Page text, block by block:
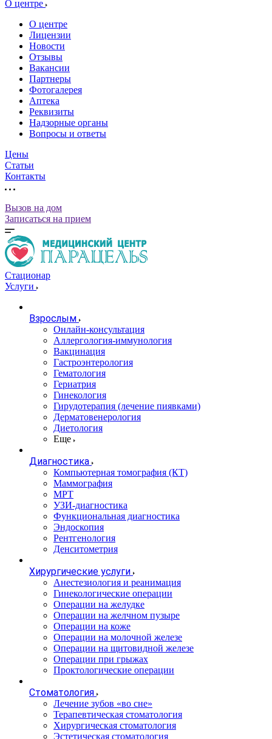
О центре
О центре
Лицензии
Новости
Отзывы
Вакансии
Партнеры
Фотогалерея
Аптека
Реквизиты
Надзорные органы
Вопросы и ответы
Цены
Статьи
Контакты
Вызов на дом
Записаться на прием
Стационар
Услуги
Взрослым
Онлайн-консультация
Аллергология-иммунология
Вакцинация
Гастроэнтерология
Гематология
Гериатрия
Гинекология
Гирудотерапия (лечение пиявками)
Дерматовенерология
Диетология
Еще
Диагностика
Компьютерная томография (КТ)
Маммография
МРТ
УЗИ-диагностика
Функциональная диагностика
Эндоскопия
Рентгенология
Денситометрия
Хирургические услуги
Анестезиология и реанимация
Гинекологические операции
Операции на желудке
Операции на желчном пузыре
Операции на коже
Операции на молочной железе
Операции на щитовидной железе
Операции при грыжах
Проктологические операции
Стоматология
Лечение зубов «во сне»
Терапевтическая стоматология
Хирургическая стоматология
Эстетическая стоматология